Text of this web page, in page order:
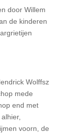
door Willem
de kinderen
Wolffsz
mede
end met
voorn, de